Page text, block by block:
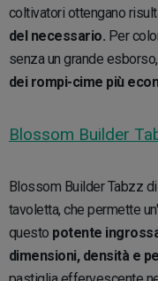
coltivatori ottengano
del necessario. Per
senza un grande
dei rompi-cime più
Blossom Builder
Blossom Builder Tabzz
tavoletta, che permette
questo potente
dimensioni, densità e